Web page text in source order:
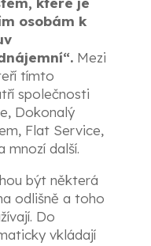
osobám k
Mezi
tímto
společnosti
Dokonalý
Flat Service,
mnozí další.
být některá
odlišně a toho
Do
vkládají